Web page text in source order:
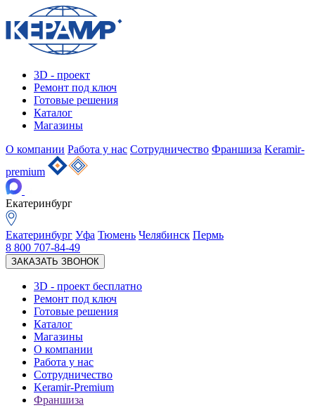
3D - проект
Ремонт под ключ
Готовые решения
Каталог
Магазины
О компании Работа у нас Сотрудничество Франшиза Keramir-
premium
Екатеринбург
Екатеринбург Уфа Тюмень Челябинск Пермь
8 800 707-84-49
ЗАКАЗАТЬ ЗВОНОК
3D - проект бесплатно
Ремонт под ключ
Готовые решения
Каталог
Магазины
О компании
Работа у нас
Сотрудничество
Keramir-Premium
Франшиза